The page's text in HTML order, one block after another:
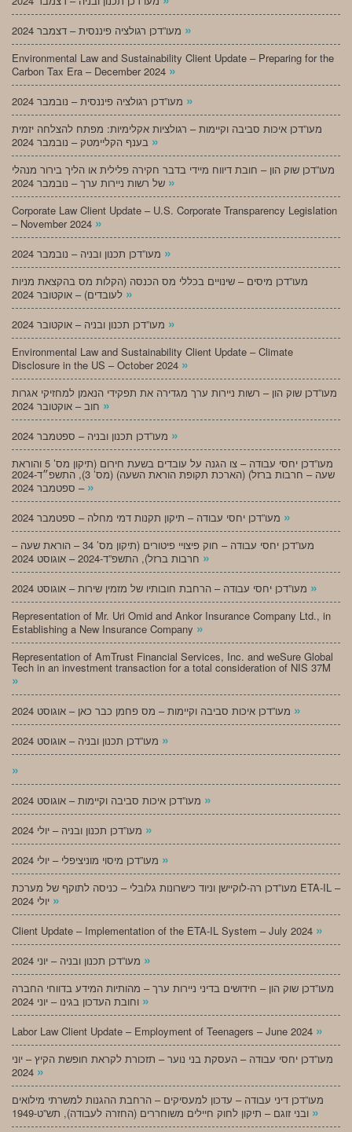
»
Environmental Law and Sustainability Client Update – Preparing for the
Carbon Tax Era – December 2024 »
»
מעו”דכן איכות סביבה וקיימות – רגולציות אקלימיות: מפתח להצלחה יזמית
»
מעו”דכן שוק הון – חובת דיווח מיידי בדבר חקירה פלילית או הליך בירור מנהלי
»
Corporate Law Client Update – U.S. Corporate Transparency Legislation
– November 2024 »
»
מעו”דכן מיסים – שינויים בכללי מס הכנסה (הקלות מס בהקצאת מניות
»
»
Environmental Law and Sustainability Client Update – Climate
Disclosure in the US – October 2024 »
מעו”דכן שוק הון – רשות ניירות ערך מגדירה את תפקידי הנאמן למחזיקי אגרות
»
»
מעו”דכן יחסי עבודה – צו הגנה על עובדים בשעת חירום (תיקון מס’ 5 והוראת
שעה – חרבות ברזל) (הארכת תקופת הוראת השעה) (מס’ 3), התשפ״ד-2024
– ספטמבר 2024 »
»
מעו”דכן יחסי עבודה – חוק פיצויי פיטורים (תיקון מס’ 34 – הוראת שעה –
»
»
Representation of Mr. Uri Omid and Ankor Insurance Company Ltd., in
Establishing a New Insurance Company »
Representation of AmTrust Financial Services, Inc. and weSure Global
Tech in an investment transaction for a total consideration of NIS 37M
»
»
»
»
»
»
»
מעו”דכן רה-לוקיישן וניוד כישרונות גלובלי – כניסה לתוקף של מערכת ETA-IL –
»
Client Update – Implementation of the ETA-IL System – July 2024 »
»
מעו”דכן שוק הון – חידושים בדיני ניירות ערך – מהותיות המידע בדווחי החברה
»
Labor Law Client Update – Employment of Teenagers – June 2024 »
מעו”דכן יחסי עבודה – העסקת בני נוער – תזכורת לקראת חופשת הקיץ – יוני
»
מעו”דכן דיני עבודה – עדכון למעסיקים – הרחבת ההגנות למשרתי מילואים
»